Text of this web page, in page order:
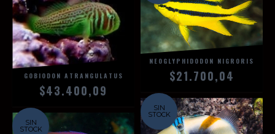
GOBIODON ATRANGULATUS
$43.400,09
NEOGLYPHIDODON NIGRORIS
$21.700,04
SIN
STOCK
SIN
STOCK